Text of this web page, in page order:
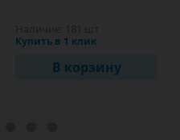
Купить в 1 клик
В корзину